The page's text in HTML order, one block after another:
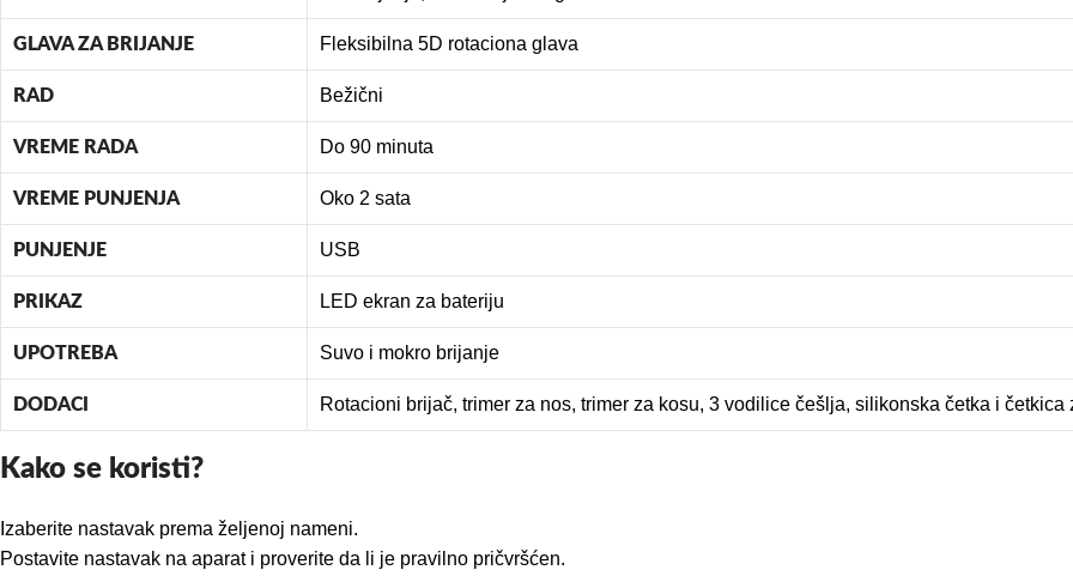
GLAVA ZA BRIJANJE Fleksibilna 5D rotaciona glava
RAD Bežični
VREME RADA Do 90 minuta
VREME PUNJENJA Oko 2 sata
PUNJENJE USB
PRIKAZ LED ekran za bateriju
UPOTREBA Suvo i mokro brijanje
DODACI Rotacioni brijač, trimer za nos, trimer za kosu, 3 vodilice češlja, silikonska četka i četkica
Kako se koristi?
Izaberite nastavak prema željenoj nameni.
Postavite nastavak na aparat i proverite da li je pravilno pričvršćen.